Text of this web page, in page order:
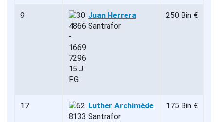
9
Juan Herrera
Santrafor
250 Bin €
17
Luther Archimède
Santrafor
175 Bin €